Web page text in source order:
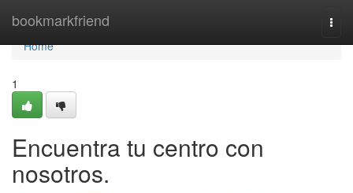
bookmarkfriend
Home
Home
1
Encuentra tu centro con
nosotros.